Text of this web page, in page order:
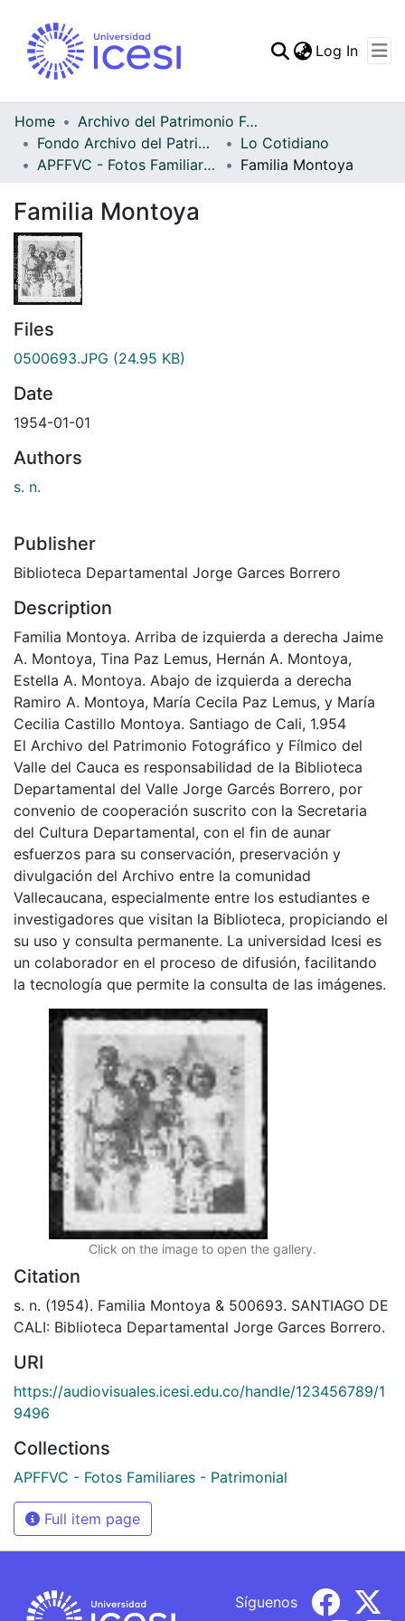
Statistics
Log In
Home
Archivo del Patrimonio Fotográfico y Fílmico del Valle del Cauca
Fondo Archivo del Patrimonio Fotográfico y Fílmico del Valle del Cauca
Lo Cotidiano
APFFVC - Fotos Familiares - Patrimonial
Familia Montoya
Familia Montoya
Files
0500693.JPG (24.95 KB)
Date
1954-01-01
Authors
s. n.
Publisher
Biblioteca Departamental Jorge Garces Borrero
Description
Familia Montoya. Arriba de izquierda a derecha Jaime
A. Montoya, Tina Paz Lemus, Hernán A. Montoya,
Estella A. Montoya. Abajo de izquierda a derecha
Ramiro A. Montoya, María Cecila Paz Lemus, y María
Cecilia Castillo Montoya. Santiago de Cali, 1.954
El Archivo del Patrimonio Fotográfico y Fílmico del
Valle del Cauca es responsabilidad de la Biblioteca
Departamental del Valle Jorge Garcés Borrero, por
convenio de cooperación suscrito con la Secretaria
del Cultura Departamental, con el fin de aunar
esfuerzos para su conservación, preservación y
divulgación del Archivo entre la comunidad
Vallecaucana, especialmente entre los estudiantes e
investigadores que visitan la Biblioteca, propiciando el
su uso y consulta permanente. La universidad Icesi es
un colaborador en el proceso de difusión, facilitando
la tecnología que permite la consulta de las imágenes.
Click on the image to open the gallery.
Citation
s. n. (1954). Familia Montoya & 500693. SANTIAGO DE
CALI: Biblioteca Departamental Jorge Garces Borrero.
URI
https://audiovisuales.icesi.edu.co/handle/123456789/1
9496
Collections
APFFVC - Fotos Familiares - Patrimonial
Full item page
Síguenos